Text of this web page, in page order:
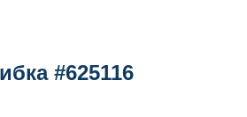
#625116